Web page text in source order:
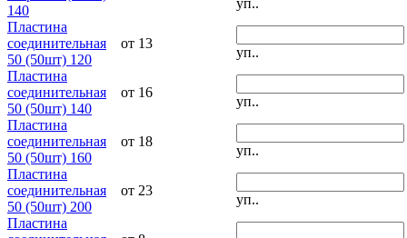
140
Пластина
соединительная
50 (50шт) 120
от 13
уп..
Пластина
соединительная
50 (50шт) 140
от 16
уп..
Пластина
соединительная
50 (50шт) 160
от 18
уп..
Пластина
соединительная
50 (50шт) 200
от 23
уп..
Пластина